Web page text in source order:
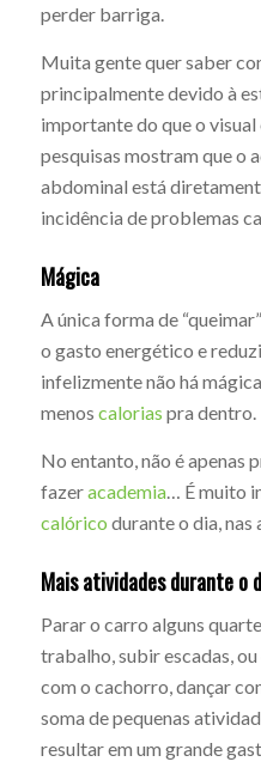
perder barriga.
Muita gente quer saber
principalmente devido à
importante do que o visual
pesquisas mostram que o
abdominal está
incidência de problemas
Mágica
A única forma de
o gasto energético e
infelizmente não há
menos calorias pra dentro.
No entanto, não é apenas
fazeracademia… É muito
calórico durante o dia, nas
Mais atividades durante o
Parar o carro alguns
trabalho, subir escadas,
com o cachorro, dançar
soma de pequenas
resultar em um grande